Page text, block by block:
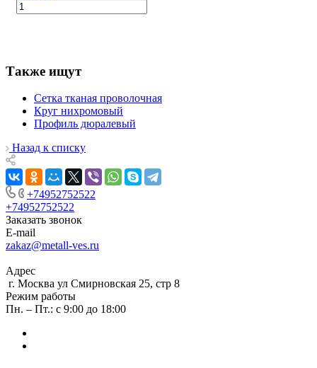
Также ищут
Сетка тканая проволочная
Круг нихромовый
Профиль дюралевый
Назад к списку
+74952752522
+74952752522
Заказать звонок
E-mail
zakaz@metall-ves.ru
Адрес
г. Москва ул Смирновская 25, стр 8
Режим работы
Пн. – Пт.: с 9:00 до 18:00